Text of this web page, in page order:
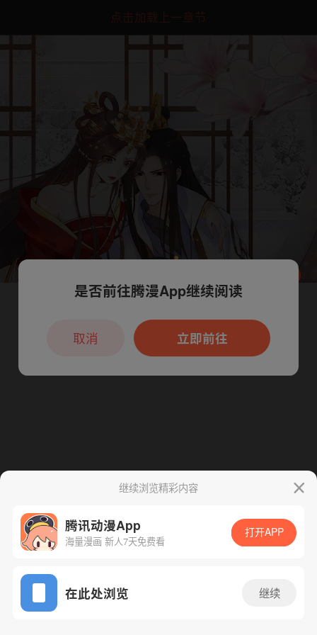
点击加载上一章节
App免费看
腾漫App免费看
继续浏览精彩内容
腾讯动漫App
海量漫画 新人7天免费看
打开APP
在此处浏览 继续
本章节仅支持App阅读，可打开App新用
户7天免费看
是否前往腾漫App继续阅读
立即前往
取消